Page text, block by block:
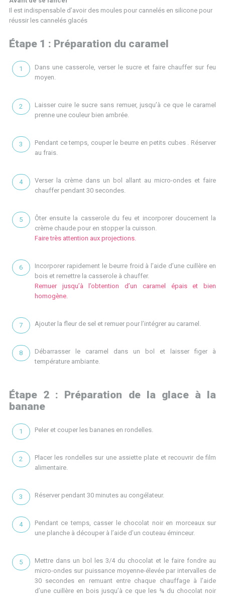
Il est indispensable d’avoir des moules pour cannelés en silicone pour
réussir les cannelés glacés
Étape 1 : Préparation du caramel
Dans une casserole, verser le sucre et faire chauffer sur feu
moyen.
Laisser cuire le sucre sans remuer, jusqu’à ce que le caramel
prenne une couleur bien ambrée.
Pendant ce temps, couper le beurre en petits cubes . Réserver
au frais.
Verser la crème dans un bol allant au micro-ondes et faire
chauffer pendant 30 secondes.
Ôter ensuite la casserole du feu et incorporer doucement la
crème chaude pour en stopper la cuisson.
Faire très attention aux projections.
Incorporer rapidement le beurre froid à l’aide d’une cuillère en
bois et remettre la casserole à chauffer.
Remuer jusqu’à l’obtention d’un caramel épais et bien
homogène.
Ajouter la fleur de sel et remuer pour l’intégrer au caramel.
Débarrasser le caramel dans un bol et laisser figer à
température ambiante.
Étape 2 : Préparation de la glace à la
banane
Peler et couper les bananes en rondelles.
Placer les rondelles sur une assiette plate et recouvrir de film
alimentaire.
Réserver pendant 30 minutes au congélateur.
Pendant ce temps, casser le chocolat noir en morceaux sur
une planche à découper à l’aide d’un couteau éminceur.
Mettre dans un bol les 3/4 du chocolat et le faire fondre au
micro-ondes sur puissance moyenne-élevée par intervalles de
30 secondes en remuant entre chaque chauffage à l’aide
d’une cuillère en bois jusqu’à ce que les ¾ du chocolat noir